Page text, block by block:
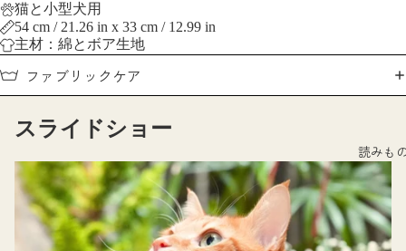
読みも
猫と小型犬用
54 cm / 21.26 in x 33 cm / 12.99 in
主材：綿とボア生地
ファブリックケア
スライドショー